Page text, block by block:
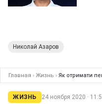
Николай Азаров
Главная › Жизнь › Як отримати
ЖИЗНЬ 24 ноября 2020 ·